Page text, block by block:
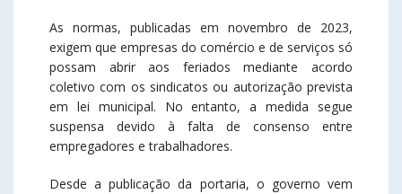
As normas, publicadas em novembro de 2023,
exigem que empresas do comércio e de serviços só
possam abrir aos feriados mediante acordo
coletivo com os sindicatos ou autorização prevista
em lei municipal. No entanto, a medida segue
suspensa devido à falta de consenso entre
empregadores e trabalhadores.
Desde a publicação da portaria, o governo vem